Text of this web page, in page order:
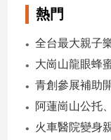
情
術
創
影
熱門